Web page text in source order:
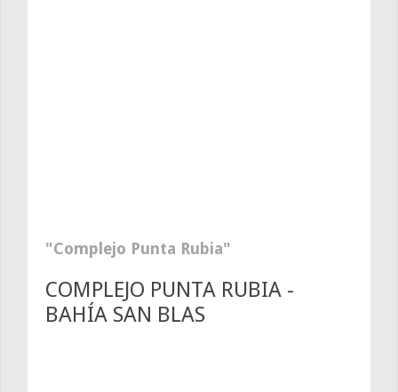
Complejo Punta Rubia
COMPLEJO PUNTA RUBIA -
BAHÍA SAN BLAS